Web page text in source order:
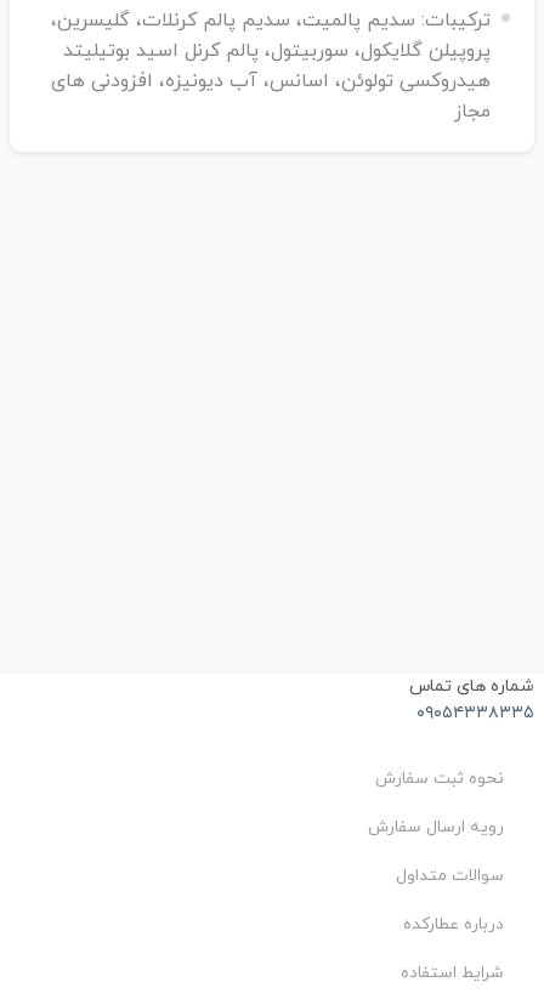
ترکیبات: سدیم پالمیت، سدیم پالم کرنلات، گلیسرین،
پروپیلن گلایکول، سوربیتول، پالم کرنل اسید بوتیلیتد
هیدروکسی تولوئن، اسانس، آب دیونیزه، افزودنی های
مجاز
های تماس
نحوه ثبت سفارش
رویه ارسال سفارش
سوالات متداول
درباره عطارکده
شرایط استفاده